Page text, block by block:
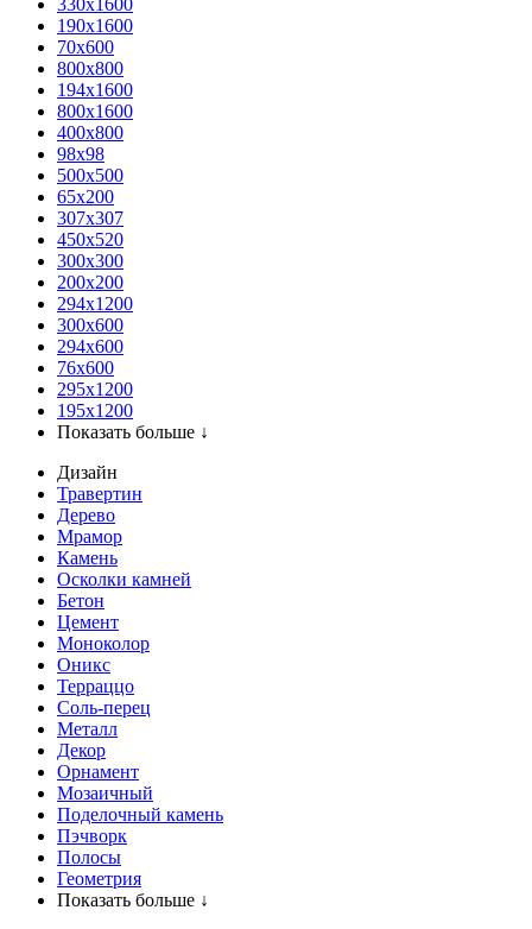
330x1600
190x1600
70x600
800x800
194x1600
800x1600
400х800
98x98
500x500
65x200
307x307
450x520
300x300
200x200
294x1200
300x600
294x600
76х600
295х1200
195х1200
Показать больше ↓
Дизайн
Травертин
Дерево
Мрамор
Камень
Осколки камней
Бетон
Цемент
Моноколор
Оникс
Терраццо
Соль-перец
Металл
Декор
Орнамент
Мозаичный
Поделочный камень
Пэчворк
Полосы
Геометрия
Показать больше ↓